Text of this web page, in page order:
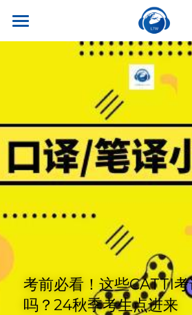
首页
听世界外语
名师风采
学校荣誉
考试比赛
英专学硕
英专专硕
英语口译
雅思托福
实习就业
实习项目
就业资讯
学习资源
干货讲座
翻译服务
翻译语种
联系我们
考前必看！这些CATTI
吗？24秋季考生点进来
商品分类